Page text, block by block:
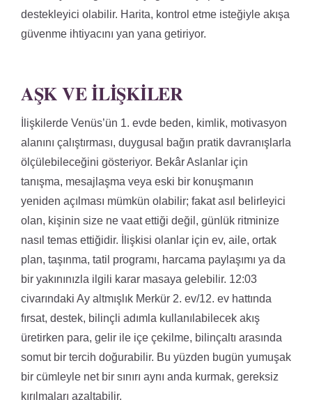
destekleyici olabilir. Harita, kontrol etme isteğiyle akışa
güvenme ihtiyacını yan yana getiriyor.
AŞK VE İLIŞKILER
İlişkilerde Venüs’ün 1. evde beden, kimlik, motivasyon
alanını çalıştırması, duygusal bağın pratik davranışlarla
ölçülebileceğini gösteriyor. Bekâr Aslanlar için
tanışma, mesajlaşma veya eski bir konuşmanın
yeniden açılması mümkün olabilir; fakat asıl belirleyici
olan, kişinin size ne vaat ettiği değil, günlük ritminize
nasıl temas ettiğidir. İlişkisi olanlar için ev, aile, ortak
plan, taşınma, tatil programı, harcama paylaşımı ya da
bir yakınınızla ilgili karar masaya gelebilir. 12:03
civarındaki Ay altmışlık Merkür 2. ev/12. ev hattında
fırsat, destek, bilinçli adımla kullanılabilecek akış
üretirken para, gelir ile içe çekilme, bilinçaltı arasında
somut bir tercih doğurabilir. Bu yüzden bugün yumuşak
bir cümleyle net bir sınırı aynı anda kurmak, gereksiz
kırılmaları azaltabilir.